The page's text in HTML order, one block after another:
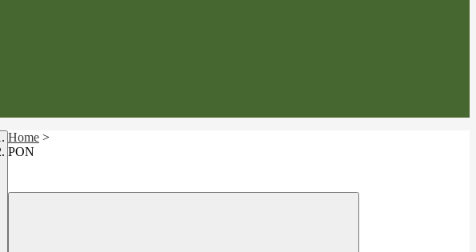
Home >
PON